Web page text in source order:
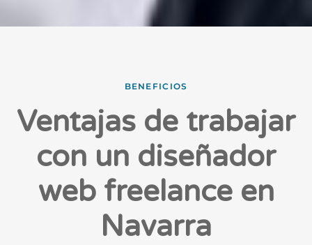
BENEFICIOS
Ventajas de trabajar
con un diseñador
web freelance en
Navarra